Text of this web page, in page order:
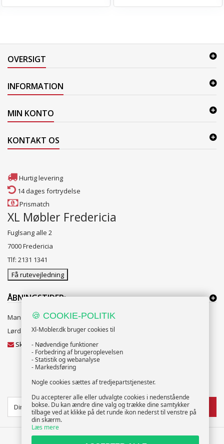
OVERSIGT
INFORMATION
MIN KONTO
KONTAKT OS
Hurtig levering
14 dages fortrydelse
Prismatch
XL Møbler Fredericia
Fuglsang alle 2
7000 Fredericia
Tlf: 2131 1341
Få rutevejledning
ÅBNINGSTIDER:
Mandag til Fredag 10:00 til 18:00
Lørdag og Søndag 10:00 til 16:00
Skriv til vores kundeservice
NYHEDSBREV
TILMELD
🍪 COOKIE-POLITIK
Xl-Mobler.dk bruger cookies til
- Nødvendige funktioner
- Forbedring af brugeroplevelsen
- Statistik og webanalyse
- Markedsføring
Nogle cookies sættes af tredjepartstjenester.
Du accepterer alle eller udvalgte cookies i nedenstående
bokse. Du kan ændre dine valg og trække dine samtykker
tilbage ved at klikke på det runde ikon nederst til venstre på
din skærm.
Læs mere